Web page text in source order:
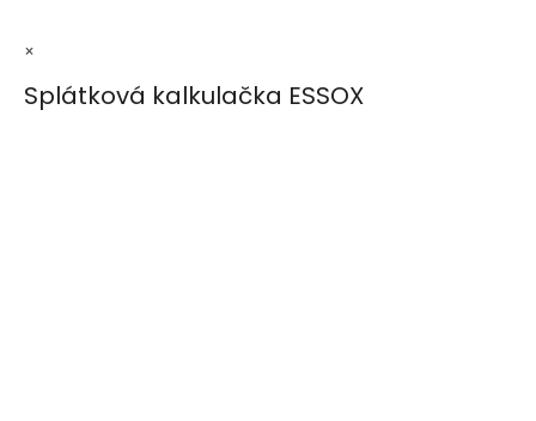
×
Splátková kalkulačka ESSOX